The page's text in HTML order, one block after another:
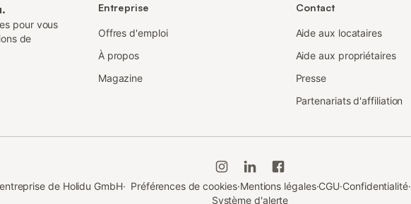
pour vous
de
Entreprise
Offres d'emploi
À propos
Magazine
Contact
Aide aux locataires
Aide aux propriétaires
Presse
Partenariats d'affiliation
de Holidu GmbH· Préférences de cookies·Mentions légales·CGU·Confidentialité·
Système d'alerte